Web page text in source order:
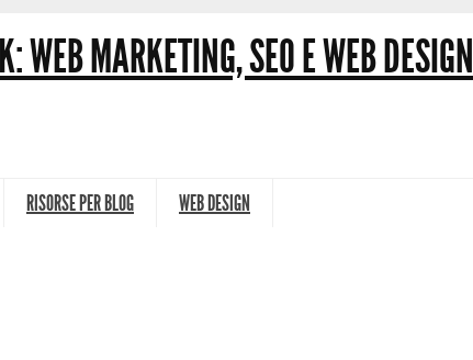
WEB MARKETING, SEO E WEB DESIGN
RISORSE PER BLOG WEB DESIGN